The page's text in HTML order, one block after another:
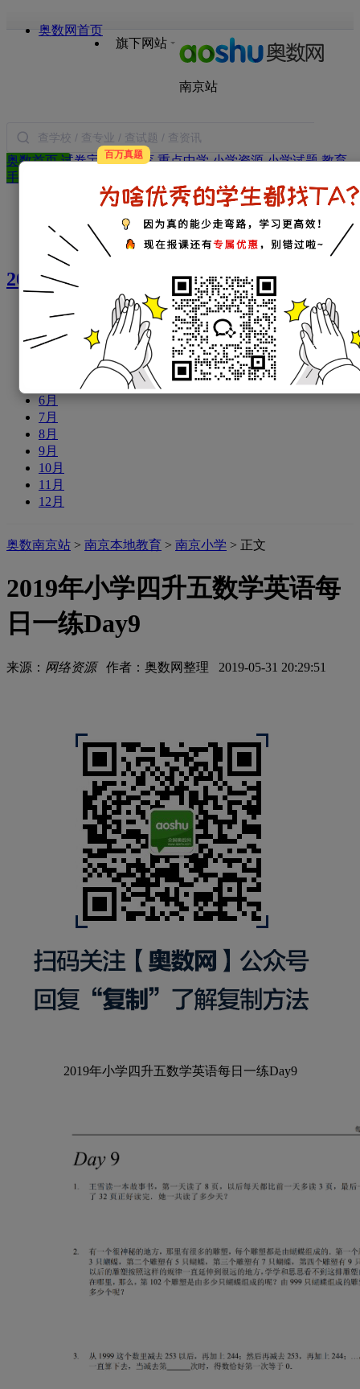
奥数网首页
旗下网站
南京站
奥数首页 试卷宝 百万真题
本地教育 重点中学 小学资源 小学试题 教育
手册
本地教育资讯 中学资讯 本地教育政策 本地教育
优录
电脑派位 简历面试 特长生
试题：
六年级试题 学习资料 南京小学试题
2022年大事记
1月
2月
3月
6月
7月
8月
9月
10月
11月
12月
奥数南京站 > 南京本地教育 > 南京小学 > 正文
2019年小学四升五数学英语每
日一练Day9
来源： 网络资源作者：奥数网整理 2019-05-31 20:29:51
2019年小学四升五数学英语每日一练Day9